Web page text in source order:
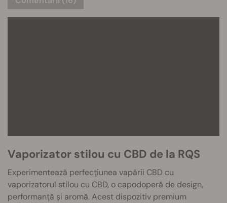
Vaporizator stilou cu CBD de la RQS
Experimentează perfecțiunea vapării CBD cu
vaporizatorul stilou cu CBD, o capodoperă de design,
performanță și aromă. Acest dispozitiv premium